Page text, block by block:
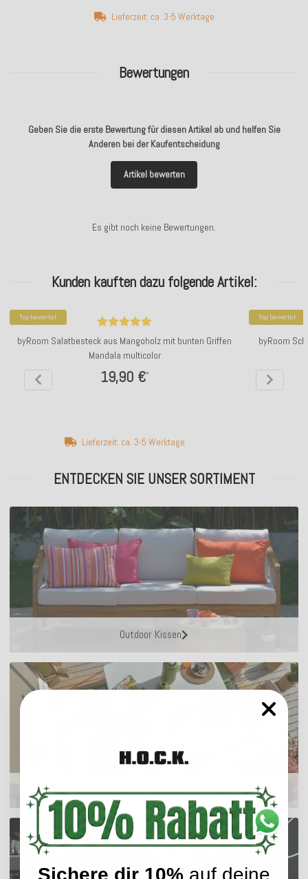
Bewertungen
Geben Sie die erste Bewertung für diesen Artikel ab und helfen Sie
Anderen bei der Kaufentscheidung
Artikel bewerten
Es gibt noch keine Bewertungen.
Lieferzeit: ca. 3-5 Werktage
Kunden kauften dazu folgende Artikel:
Top bewertet
byRoom Salatbesteck aus Mangoholz mit bunten Griffen
Mandala multicolor
19,90 €*
Lieferzeit: ca. 3-5 Werktage
Top bewertet
byRoom
ENTDECKEN SIE UNSER SORTIMENT
Outdoor Kissen
Sitzkissen
Sichere dir 10% auf deine